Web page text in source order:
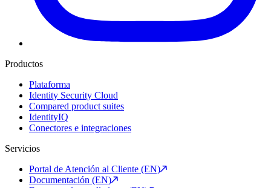
Productos
Plataforma
Identity Security Cloud
Compared product suites
IdentityIQ
Conectores e integraciones
Servicios
Portal de Atención al Cliente (EN)
Documentación (EN)